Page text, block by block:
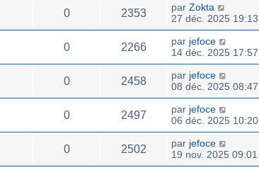
0 2353 par Zokta
27 déc. 2025 19:13
0 2266 par jefoce
14 déc. 2025 17:57
0 2458 par jefoce
08 déc. 2025 08:47
0 2497 par jefoce
06 déc. 2025 10:20
0 2502 par jefoce
19 nov. 2025 09:01